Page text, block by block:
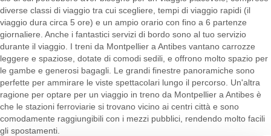
diverse classi di viaggio tra cui scegliere, tempi di viaggio rapidi (il
viaggio dura circa 5 ore) e un ampio orario con fino a 6 partenze
giornaliere. Anche i fantastici servizi di bordo sono al tuo servizio
durante il viaggio. I treni da Montpellier a Antibes vantano carrozze
leggere e spaziose, dotate di comodi sedili, e offrono molto spazio per
le gambe e generosi bagagli. Le grandi finestre panoramiche sono
perfette per ammirare le viste spettacolari lungo il percorso. Un'altra
ragione per optare per un viaggio in treno da Montpellier a Antibes è
che le stazioni ferroviarie si trovano vicino ai centri città e sono
comodamente raggiungibili con i mezzi pubblici, rendendo molto facili
gli spostamenti.